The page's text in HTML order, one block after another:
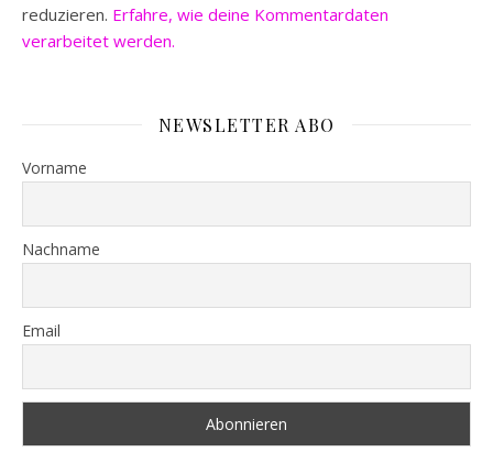
reduzieren. Erfahre, wie deine Kommentardaten
verarbeitet werden.
NEWSLETTER ABO
Vorname
Nachname
Email